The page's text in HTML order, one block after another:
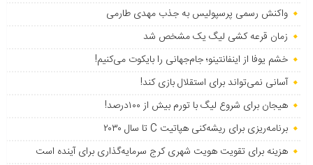
واکنش رسمی پرسپولیس به جذب مهدی طارمی
زمان قرعه کشی لیگ یک مشخص شد
خشم یوفا از اینفانتینو؛ جام‌جهانی را بایکوت می‌کنیم!
آسانی نمی‌تواند برای استقلال بازی کند!
هیجان برای شروع لیگ با تورم بیش از ۱۰۰درصد!
برنامه‌ریزی برای ریشه‌کنی هپاتیت C تا سال ۲۰۳۰
هزینه برای تقویت هویت شهری کرج سرمایه‌گذاری برای آینده است